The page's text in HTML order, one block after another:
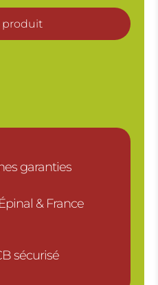
produit
garanties
& France
sécurisé